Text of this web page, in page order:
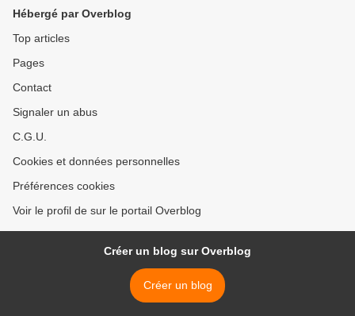
Hébergé par Overblog
Top articles
Pages
Contact
Signaler un abus
C.G.U.
Cookies et données personnelles
Préférences cookies
Voir le profil de sur le portail Overblog
Créer un blog sur Overblog
Créer un blog